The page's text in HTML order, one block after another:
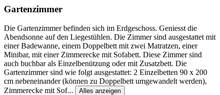
Gartenzimmer
Die Gartenzimmer befinden sich im Erdgeschoss. Geniesst die
Abendsonne auf den Liegestühlen. Die Zimmer sind ausgestattet mit
einer Badewanne, einem Doppelbett mit zwei Matratzen, einer
Minibar, mit einer Zimmerecke mit Sofabett. Diese Zimmer sind
auch buchbar als Einzelbenützung oder mit Zusatzbett. Die
Gartenzimmer sind wie folgt ausgestattet: 2 Einzelbetten 90 x 200
cm nebeneinander (können zu Doppelbett umgewandelt werden),
Zimmerecke mit Sof... Alles anzeigen